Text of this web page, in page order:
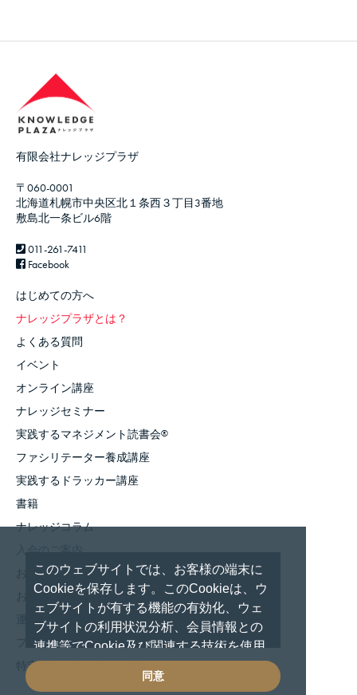
このウェブサイトでは、お客様の端末に
Cookieを保存します。このCookieは、ウ
ェブサイトが有する機能の有効化、ウェ
ブサイトの利用状況分析、会員情報との
連携等でCookie及び関連する技術を使用
しています。 これらの技術の使用に対し
て、閲覧を続行した場合は、Cookie使用
同意
有限会社ナレッジプラザ
〒060-0001
北海道札幌市中央区北１条西３丁目3番地
敷島北一条ビル6階
011-261-7411
Facebook
はじめての方へ
ナレッジプラザとは？
よくある質問
イベント
オンライン講座
ナレッジセミナー
実践するマネジメント読書会®
ファシリテーター養成講座
実践するドラッカー講座
書籍
ナレッジコラム
入会のご案内
お知らせ
お問い合わせ
運営者情報
プライバシーポリシー
特定商取引法に基づく表記